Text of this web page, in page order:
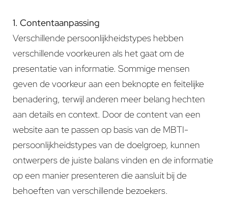
1. Contentaanpassing
Verschillende persoonlijkheidstypes hebben
verschillende voorkeuren als het gaat om de
presentatie van informatie. Sommige mensen
geven de voorkeur aan een beknopte en feitelijke
benadering, terwijl anderen meer belang hechten
aan details en context. Door de content van een
website aan te passen op basis van de MBTI-
persoonlijkheidstypes van de doelgroep, kunnen
ontwerpers de juiste balans vinden en de informatie
op een manier presenteren die aansluit bij de
behoeften van verschillende bezoekers.